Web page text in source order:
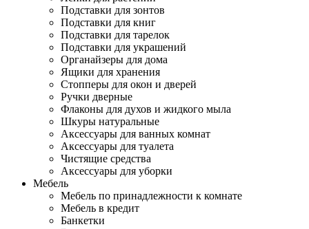
Подставки для зонтов
Подставки для книг
Подставки для тарелок
Подставки для украшений
Органайзеры для дома
Ящики для хранения
Стопперы для окон и дверей
Ручки дверные
Флаконы для духов и жидкого мыла
Шкуры натуральные
Аксессуары для ванных комнат
Аксессуары для туалета
Чистящие средства
Аксессуары для уборки
Мебель
Мебель по принадлежности к комнате
Мебель в кредит
Банкетки